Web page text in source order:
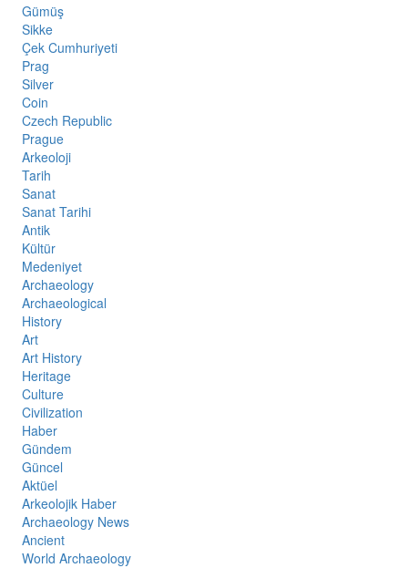
Gümüş
Sikke
Çek Cumhuriyeti
Prag
Silver
Coin
Czech Republic
Prague
Arkeoloji
Tarih
Sanat
Sanat Tarihi
Antik
Kültür
Medeniyet
Archaeology
Archaeological
History
Art
Art History
Heritage
Culture
Civilization
Haber
Gündem
Güncel
Aktüel
Arkeolojik Haber
Archaeology News
Ancient
World Archaeology